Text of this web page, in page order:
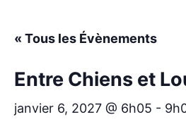
« Tous les Évènements
Entre Chiens et
janvier 6, 2027 @ 6h05 -